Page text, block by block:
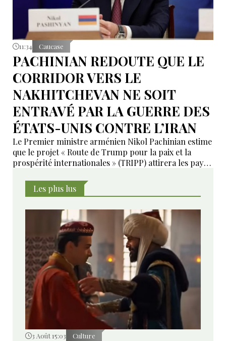
11:34 Caucase
PACHINIAN REDOUTE QUE LE
CORRIDOR VERS LE
NAKHITCHEVAN NE SOIT
ENTRAVÉ PAR LA GUERRE DES
ÉTATS-UNIS CONTRE L’IRAN
Le Premier ministre arménien Nikol Pachinian estime
que le projet « Route de Trump pour la paix et la
prospérité internationales » (TRIPP) attirera les pays
l’instabilité régionale pourrait entraver sa mise en
œuvre.
Les plus lus
3 Août 15:03 Culture